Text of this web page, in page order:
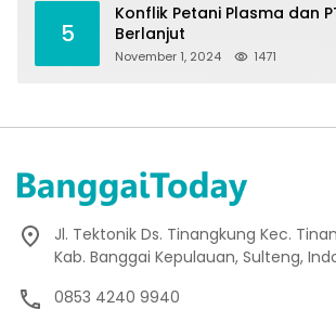
5
Konflik Petani Plasma dan
Berlanjut
November 1, 2024 1471
Jl. Tektonik Ds. Tinangkung Kec.
Kab. Banggai Kepulauan, Sulteng,
0853 4240 9940